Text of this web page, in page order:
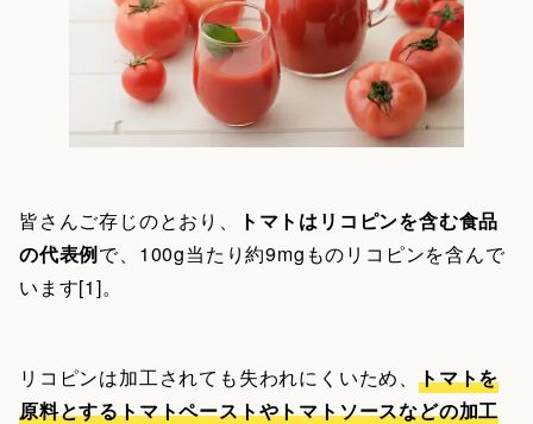
皆さんご存じのとおり、
トマトはリコピンを含む食品
の代表例で、100g当たり約9mgものリコピンを含んで
います[1]。
リコピンは加工されても失われにくいため、 トマトを
原料とするトマトペーストやトマトソースなどの加工